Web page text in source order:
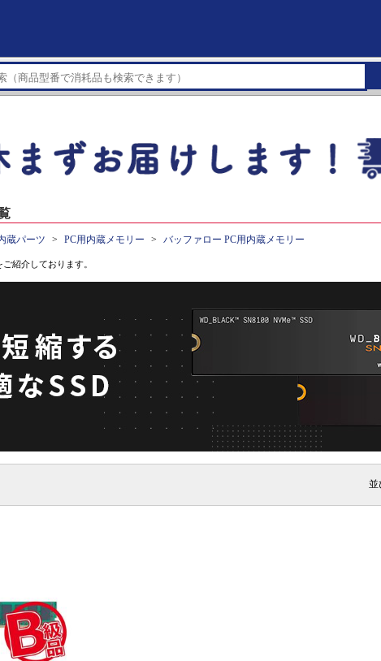
蔵パーツ PC用内蔵メモリー バッファロー PC用内蔵メモリー
紹介しております。
並